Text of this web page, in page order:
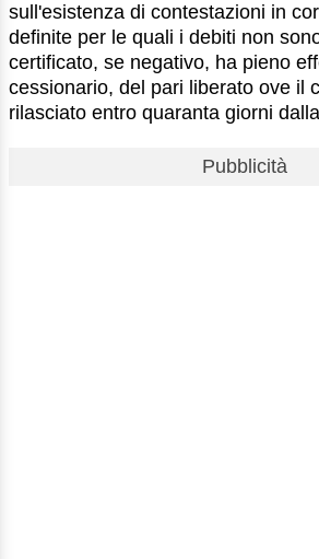
sull'esistenza di contestazioni in
definite per le quali i debiti non
certificato, se negativo, ha pieno
cessionario, del pari liberato ove il
rilasciato entro quaranta giorni
Pubblicità